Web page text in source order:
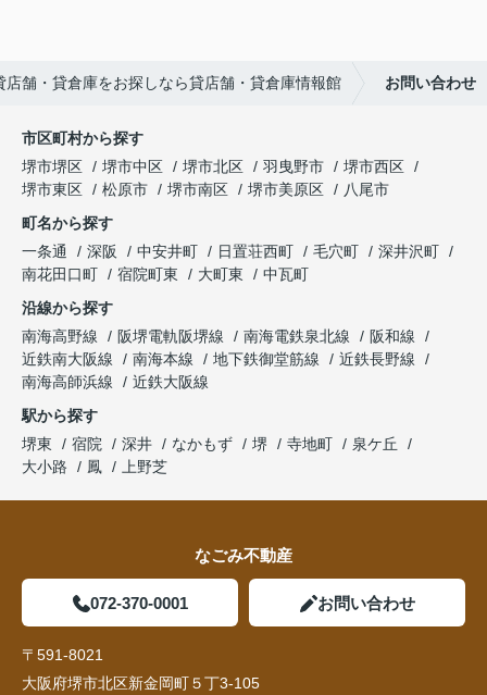
店舗・貸倉庫をお探しなら貸店舗・貸倉庫情報館 お問い合わせ
市区町村から探す
堺市堺区
堺市中区 堺市北区 羽曳野市
堺市西区
堺市東区
松原市 堺市南区 堺市美原区
八尾市
町名から探す
一条通
深阪 中安井町 日置荘西町 毛穴町
深井沢町
南花田口町
宿院町東 大町東
中瓦町
沿線から探す
南海高野線
阪堺電軌阪堺線 南海電鉄泉北線
阪和線
近鉄南大阪線
南海本線 地下鉄御堂筋線
近鉄長野線
南海高師浜線
近鉄大阪線
駅から探す
堺東
宿院 深井 なかもず 堺 寺地町
泉ケ丘
大小路
鳳 上野芝
なごみ不動産
072-370-0001 お問い合わせ
〒591-8021
大阪府堺市北区新金岡町５丁3-105